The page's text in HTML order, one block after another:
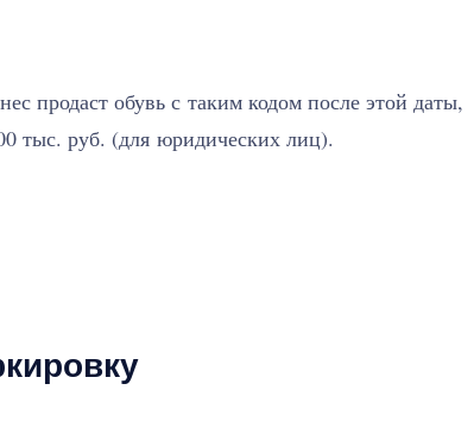
продаст обувь с таким кодом после этой даты,
тыс. руб. (для юридических лиц).